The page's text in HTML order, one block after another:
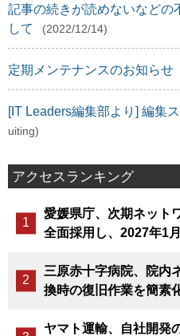
記事の続きが読めないなどの
して
(2022/12/14)
定期メンテナンスのお知らせ
[IT Leaders編集部より] 編集
uiting)
アクセスランキング
愛媛県庁、次期ネット
全面採用し、2027年1
三原赤十字病院、院内
換時の復旧作業を簡素
ヤマト運輸、自社開発